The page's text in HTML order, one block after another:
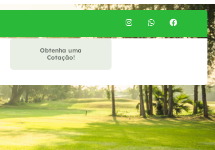
Obtenha uma
Cotação!